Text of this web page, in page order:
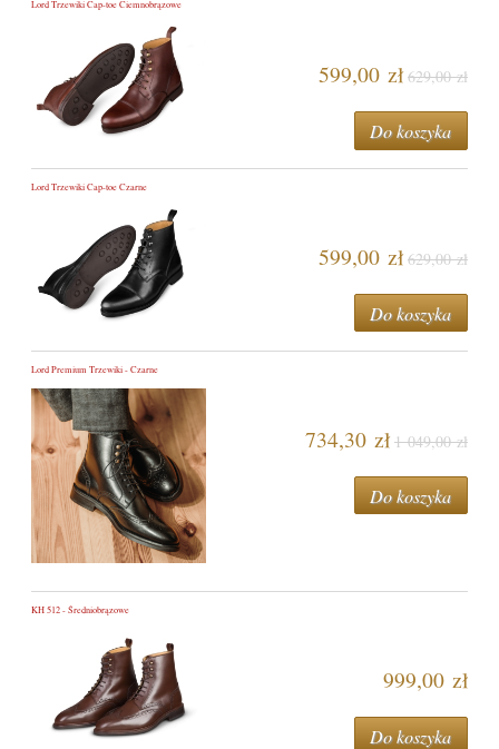
Lord Trzewiki Cap-toe Ciemnobrązowe
599,00 zł 629,00 zł
Do koszyka
Lord Trzewiki Cap-toe Czarne
599,00 zł 629,00 zł
Do koszyka
Lord Premium Trzewiki - Czarne
734,30 zł 1 049,00 zł
Do koszyka
KH 512 - Średniobrązowe
999,00 zł
Do koszyka